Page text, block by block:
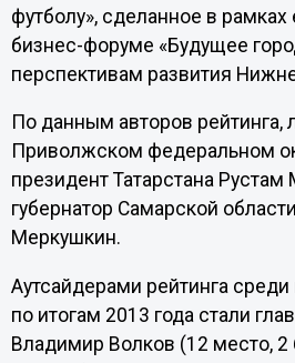
футболу», сделанное в рамках
бизнес-форуме «Будущее
перспективам развития
По данным авторов рейтинга,
Приволжском федеральном
президент Татарстана
губернатор Самарской
Меркушкин.
Аутсайдерами рейтинга
по итогам 2013 года стали
Владимир Волков (12 место, 2